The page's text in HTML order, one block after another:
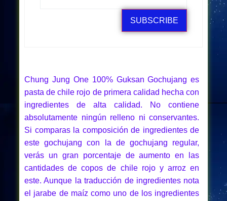
SUBSCRIBE
Chung Jung One 100% Guksan Gochujang es
pasta de chile rojo de primera calidad hecha con
ingredientes de alta calidad. No contiene
absolutamente ningún relleno ni conservantes.
Si comparas la composición de ingredientes de
este gochujang con la de gochujang regular,
verás un gran porcentaje de aumento en las
cantidades de copos de chile rojo y arroz en
este. Aunque la traducción de ingredientes nota
el jarabe de maíz como uno de los ingredientes